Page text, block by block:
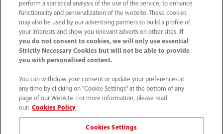
Productos
Soluciones
Servicios
Centro de prensa
perform a statistical analysis of the use of the service, to enhance
functionality and personalization of the website. These cookies
may also be used by our advertising partners to build a profile of
your interests and show you relevant adverts on other sites.
If
you do not consent to cookies, we will only use essential
Strictly Necessary Cookies but will not be able to provide
you with personalised content.
You can withdraw your consent or update your preferences at
any time by clicking on "Cookie Settings" at the bottom of any
page of our Website. For more information, please read
our: Cookies Policy
Cookies Settings